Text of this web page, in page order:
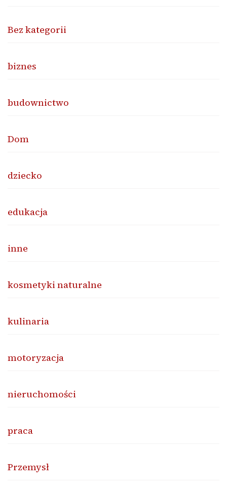
Bez kategorii
biznes
budownictwo
Dom
dziecko
edukacja
inne
kosmetyki naturalne
kulinaria
motoryzacja
nieruchomości
praca
Przemysł